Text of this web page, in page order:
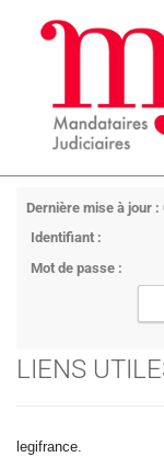
Dernière mise à jour
Identifiant :
Mot de passe :
LIENS
legifrance.